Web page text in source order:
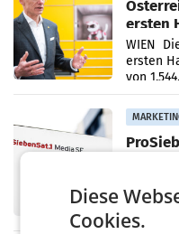
ersten
WIEN
ersten
von
einem
Frühjahr
wieder
Diese
Cookies.